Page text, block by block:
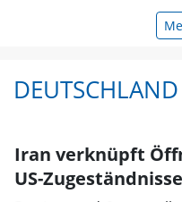
Iran verknüpft
US-